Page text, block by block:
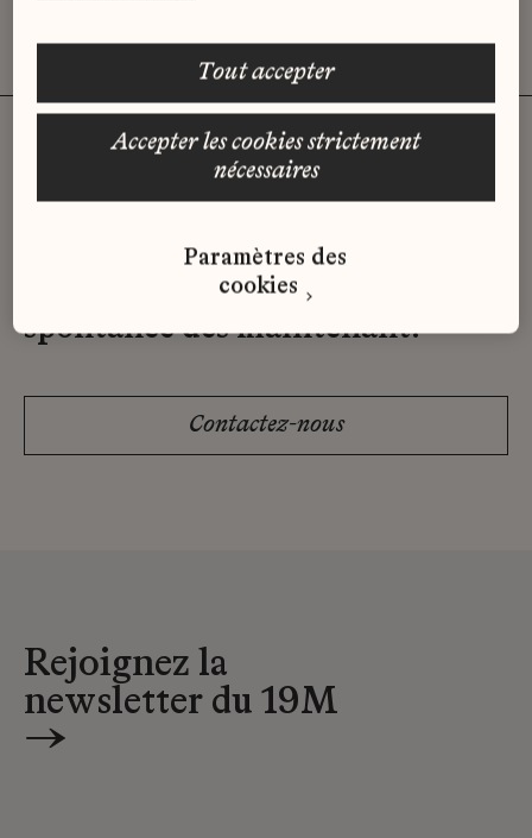
Vous n'avez pas trouvé d'offre
qui correspond à votre profil ?
Envoyez-nous votre candidature
spontanée dès maintenant.
Contactez-nous
Rejoignez la
newsletter du 19M
→
accepter les cookies strictement
nécessaires
tout accepter
Paramètres des
cookies